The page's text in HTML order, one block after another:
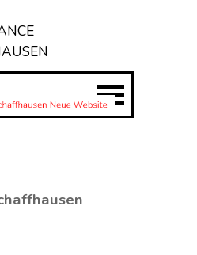
Menü überspringen